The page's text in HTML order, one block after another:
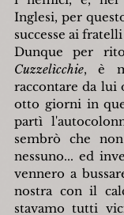
Inglesi, per
successe ai
Cuzzelìcchie, è
raccontare da lui
otto giorni in
partì
sembrò che
nessuno... ed
vennero a
nostra con il
stavamo tutti